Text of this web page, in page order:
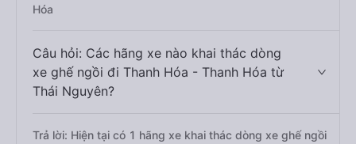
Hóa
Câu hỏi: Các hãng xe nào khai thác dòng
xe ghế ngồi đi Thanh Hóa - Thanh Hóa từ
Thái Nguyên?
Trả lời: Hiện tại có 1 hãng xe khai thác dòng xe ghế ngồi